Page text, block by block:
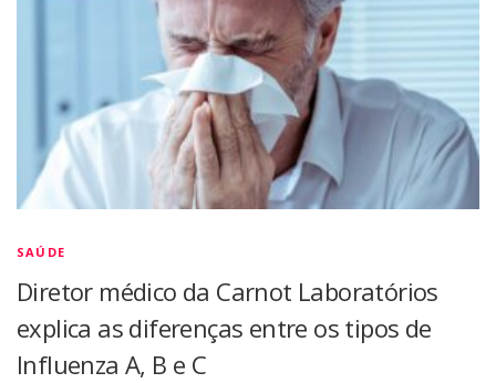
SAÚDE
Diretor médico da Carnot Laboratórios
explica as diferenças entre os tipos de
Influenza A, B e C